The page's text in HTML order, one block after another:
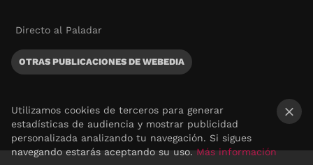
Directo al Paladar
OTRAS PUBLICACIONES DE WEBEDIA
Utilizamos cookies de terceros para generar
estadísticas de audiencia y mostrar publicidad
personalizada analizando tu navegación. Si sigues
navegando estarás aceptando su uso.Más información